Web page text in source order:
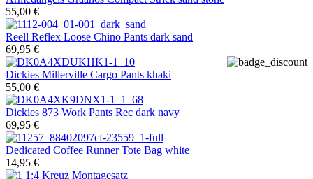
55,00 €
Reell Reflex Loose Chino Pants dark sand
69,95 €
Dickies Millerville Cargo Pants khaki
55,00 €
Dickies 873 Work Pants Rec dark navy
69,95 €
Dedicated Coffee Runner Tote Bag white
14,95 €